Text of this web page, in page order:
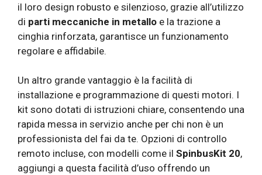
il loro design robusto e silenzioso, grazie all’utilizzo
di parti meccaniche in metallo e la trazione a
cinghia rinforzata, garantisce un funzionamento
regolare e affidabile.
Un altro grande vantaggio è la facilità di
installazione e programmazione di questi motori. I
kit sono dotati di istruzioni chiare, consentendo una
rapida messa in servizio anche per chi non è un
professionista del fai da te. Opzioni di controllo
remoto incluse, con modelli come il SpinbusKit 20,
aggiungi a questa facilità d’uso offrendo un